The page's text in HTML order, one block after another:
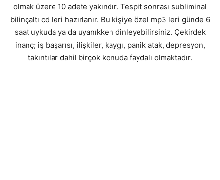
olmak üzere 10 adete yakındır. Tespit sonrası subliminal
bilinçaltı cd leri hazırlanır. Bu kişiye özel mp3 leri günde 6
saat uykuda ya da uyanıkken dinleyebilirsiniz. Çekirdek
inanç; iş başarısı, ilişkiler, kaygı, panik atak, depresyon,
takıntılar dahil birçok konuda faydalı olmaktadır.